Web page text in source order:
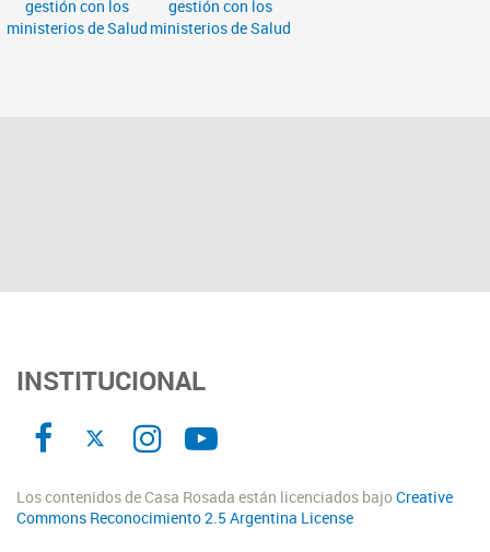
INSTITUCIONAL
Los contenidos de Casa Rosada están licenciados bajoCreative
Commons Reconocimiento 2.5 Argentina License